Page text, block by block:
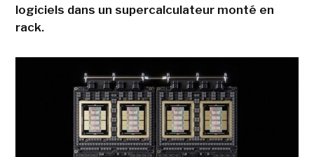
logiciels dans un supercalculateur monté en
rack.